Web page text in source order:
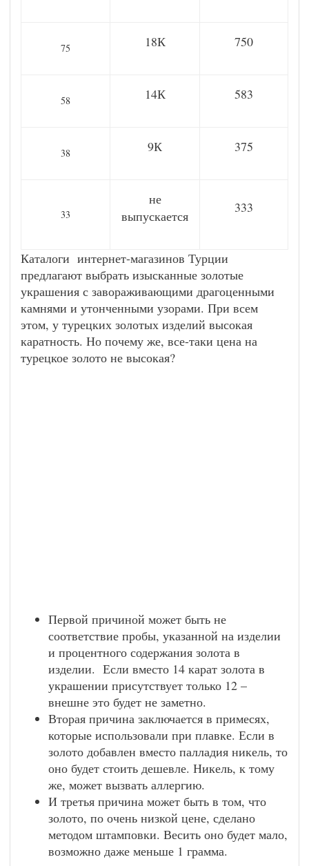
75 18К 750
58 14К 583
38 9К 375
33
не
выпускается
333
Каталоги интернет-магазинов Турции
предлагают выбрать изысканные золотые
украшения с завораживающими драгоценными
камнями и утонченными узорами. При всем
этом, у турецких золотых изделий высокая
каратность. Но почему же, все-таки цена на
турецкое золото не высокая?
Первой причиной может быть не
соответствие пробы, указанной на изделии
и процентного содержания золота в
изделии. Если вместо 14 карат золота в
украшении присутствует только 12 –
внешне это будет не заметно.
Вторая причина заключается в примесях,
которые использовали при плавке. Если в
золото добавлен вместо палладия никель, то
оно будет стоить дешевле. Никель, к тому
же, может вызвать аллергию.
И третья причина может быть в том, что
золото, по очень низкой цене, сделано
методом штамповки. Весить оно будет мало,
возможно даже меньше 1 грамма.